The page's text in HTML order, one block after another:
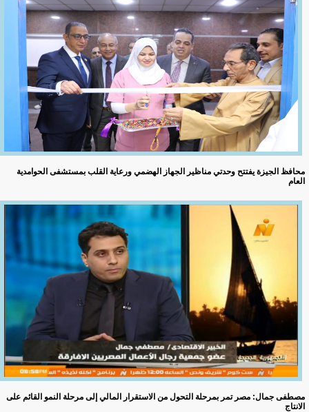
محافظ الجيزة يفتتح وحدتي مناظير الجهاز الهضمي ورعاية القلب بمستشفى الحوامدية
العام
مصطفى جمال: مصر تمر بمرحلة التحول من الاستقرار المالي إلى مرحلة النمو القائم على
الانتاج